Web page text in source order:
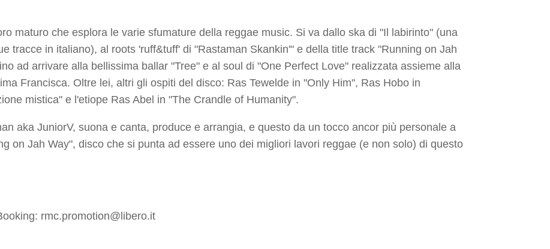
maturo che esplora le varie sfumature della reggae music. Si va dallo ska di "Il labirinto" (una
tracce in italiano), al roots 'ruff&tuff' di "Rastaman Skankin'" e della title track "Running on Jah
ad arrivare alla bellissima ballar "Tree" e al soul di "One Perfect Love" realizzata assieme alla
Francisca. Oltre lei, altri gli ospiti del disco: Ras Tewelde in "Only Him", Ras Hobo in
mistica" e l'etiope Ras Abel in "The Crandle of Humanity".
aka JuniorV, suona e canta, produce e arrangia, e questo da un tocco ancor più personale a
on Jah Way", disco che si punta ad essere uno dei migliori lavori reggae (e non solo) di questo
rmc.promotion@libero.it